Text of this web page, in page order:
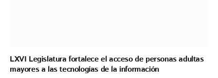
LXVI Legislatura fortalece el acceso de personas adultas
mayores a las tecnologías de la información